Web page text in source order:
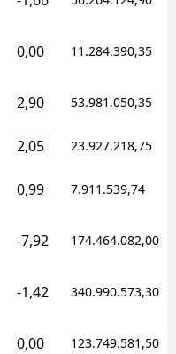
0,00 11.284.390,35
2,90 53.981.050,35
2,05 23.927.218,75
0,99 7.911.539,74
-7,92 174.464.082,00
-1,42 340.990.573,30
0,00 123.749.581,50